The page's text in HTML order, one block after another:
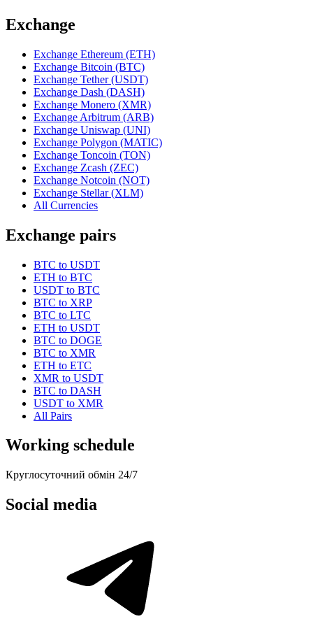
Exchange
Exchange Ethereum (ETH)
Exchange Bitcoin (BTC)
Exchange Tether (USDT)
Exchange Dash (DASH)
Exchange Monero (XMR)
Exchange Arbitrum (ARB)
Exchange Uniswap (UNI)
Exchange Polygon (MATIC)
Exchange Toncoin (TON)
Exchange Zcash (ZEC)
Exchange Notcoin (NOT)
Exchange Stellar (XLM)
All Currencies
Exchange pairs
BTC to USDT
ETH to BTC
USDT to BTC
BTC to XRP
BTC to LTC
ETH to USDT
BTC to DOGE
BTC to XMR
ETH to ETC
XMR to USDT
BTC to DASH
USDT to XMR
All Pairs
Working schedule
Круглосуточний обмін 24/7
Social media